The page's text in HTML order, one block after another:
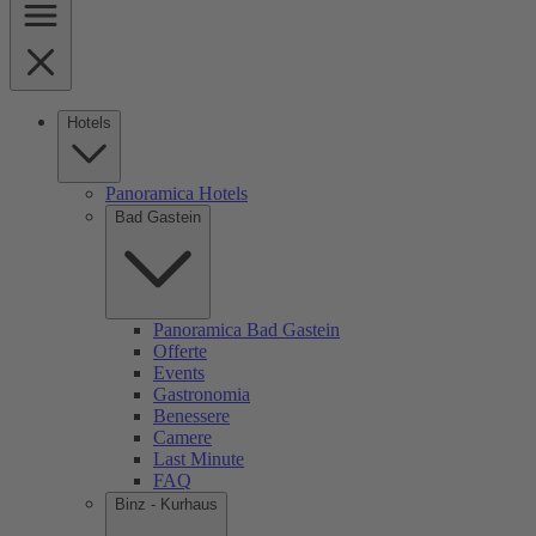
Hotels
Panoramica Hotels
Bad Gastein
Panoramica Bad Gastein
Offerte
Events
Gastronomia
Benessere
Camere
Last Minute
FAQ
Binz - Kurhaus